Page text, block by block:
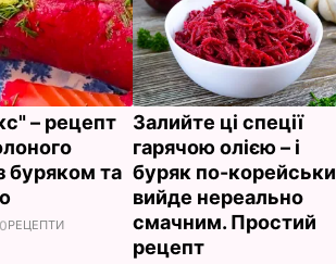
– рецепт
буряком та
РЕЦЕПТИ
Залийте ці спеції
гарячою олією – і
буряк по-корейськи
вийде нереально
смачним. Простий
рецепт